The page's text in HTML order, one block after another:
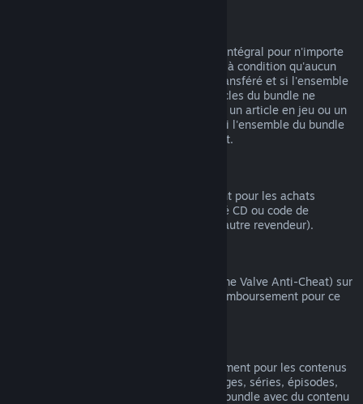
Vous pouvez recevoir un remboursement intégral pour n'importe
quel bundle acheté sur le magasin Steam à condition qu'aucun
article compris dans le bundle n'ait été transféré et si l'ensemble
du temps de jeu comprenant tous les articles du bundle ne
dépasse pas 2 heures. Si un bundle inclut un article en jeu ou un
DLC non remboursable, Steam vous dira si l'ensemble du bundle
est remboursable au moment du paiement.
Valve ne peut pas offrir de remboursement pour les achats
effectués hors de Steam (par exemple, clé CD ou code de
portemonnaie Steam acheté auprès d'un autre revendeur).
Si vous avez été banni(e) par VAC (système Valve Anti-Cheat) sur
un jeu, vous perdez alors votre droit de remboursement pour ce
Nous ne pouvons pas offrir de remboursement pour les contenus
vidéo sur Steam (ex. : films, courts-métrages, séries, épisodes,
tutoriels), sauf si la vidéo fait partie d'un bundle avec du contenu